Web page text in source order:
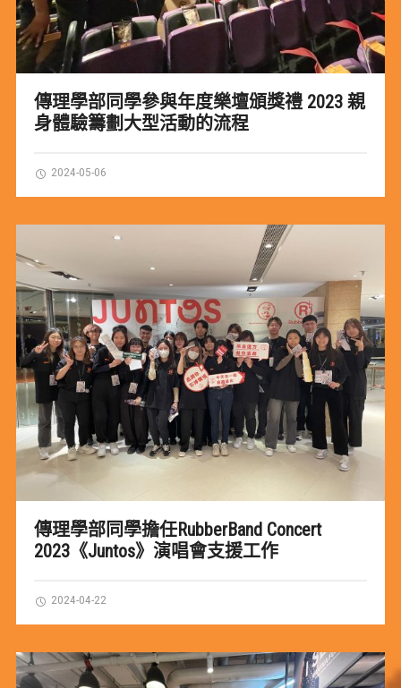
傳理學部同學參與年度樂壇頒獎禮 2023 親
身體驗籌劃大型活動的流程
2024-05-06
傳理學部同學擔任RubberBand Concert
2023《Juntos》演唱會支援工作
2024-04-22